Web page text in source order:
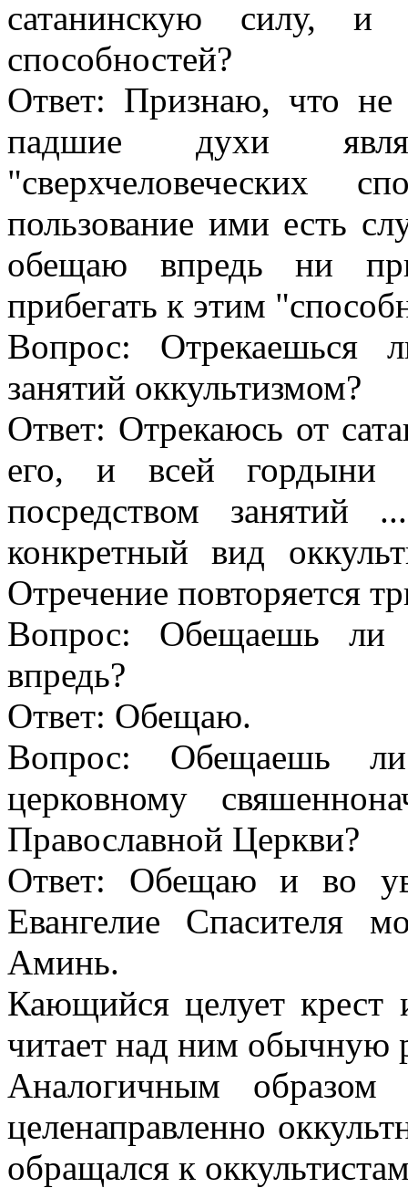
сатанинскую силу, и
способностей?
Ответ: Признаю, что не
падшие духи
"сверхчеловеческих
пользование ими есть
обещаю впредь ни
прибегать к этим
Вопрос: Отрекаешься
занятий оккультизмом?
Ответ: Отрекаюсь от
его, и всей гордыни
посредством занятий
конкретный вид
Отречение повторяется
Вопрос: Обещаешь ли
впредь?
Ответ: Обещаю.
Вопрос: Обещаешь
церковному
Православной Церкви?
Ответ: Обещаю и во
Евангелие Спасителя
Аминь.
Кающийся целует крест
читает над ним обычную
Аналогичным образом
целенаправленно
обращался к